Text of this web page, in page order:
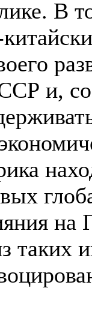
В
и,
на
таких